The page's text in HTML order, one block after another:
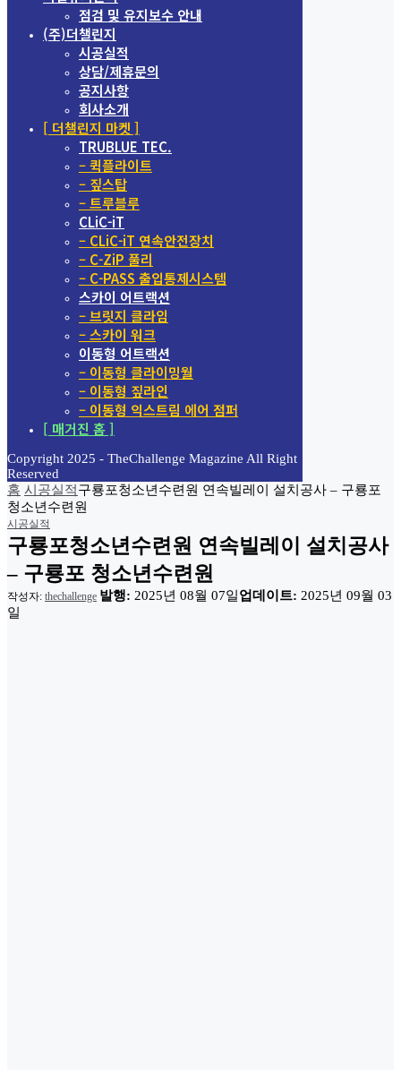
점검 및 유지보수 안내
(주)더챌린지
시공실적
상담/제휴문의
공지사항
회사소개
[ 더챌린지 마켓 ]
TRUBLUE TEC.
– 퀵플라이트
– 짚스탑
– 트루블루
CLiC-iT
– CLiC-iT 연속안전장치
– C-ZiP 풀리
– C-PASS 출입통제시스템
스카이 어트랙션
– 브릿지 클라임
– 스카이 워크
이동형 어트랙션
– 이동형 클라이밍월
– 이동형 짚라인
– 이동형 익스트림 에어 점퍼
[ 매거진 홈 ]
Copyright 2025 - TheChallenge Magazine All Right
Reserved
홈 시공실적구룡포청소년수련원 연속빌레이 설치공사 – 구룡포
청소년수련원
시공실적
구룡포청소년수련원 연속빌레이 설치공사
– 구룡포 청소년수련원
작성자: thechallenge 발행: 2025년 08월 07일업데이트: 2025년 09월 03
일